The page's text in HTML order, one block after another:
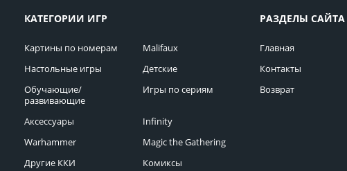
КАТЕГОРИИ ИГР
Картины по номерам
Malifaux
Настольные игры
Детские
Обучающие/
развивающие
Игры по сериям
Аксессуары
Infinity
Warhammer
Magic the Gathering
Другие ККИ
Комиксы
РАЗДЕЛЫ САЙТА
Главная
Контакты
Возврат